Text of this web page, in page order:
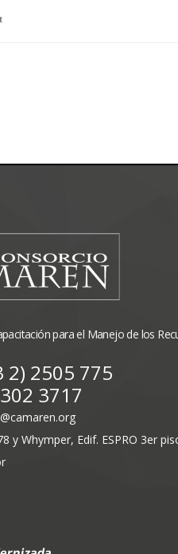
para el Manejo de los
2) 2505 775
3717
y Whymper, Edif. ESPRO 3er